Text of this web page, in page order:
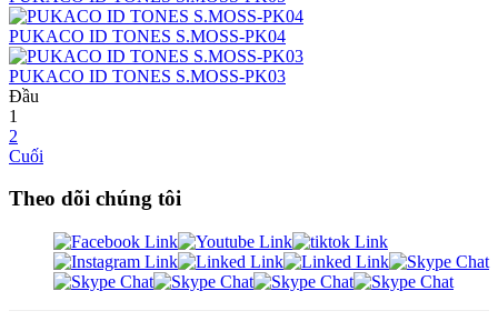
PUKACO ID TONES S.MOSS-PK04
PUKACO ID TONES S.MOSS-PK03
Đầu
1
2
Cuối
Theo dõi chúng tôi